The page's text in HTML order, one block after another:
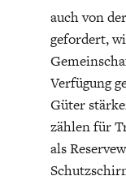
auch von
gefordert,
Verfügung
Güter
zählen für
als